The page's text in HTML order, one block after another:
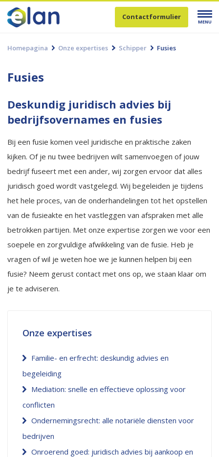
Contactformulier
MENU
Homepagina Onze expertises Schipper Fusies
Fusies
Deskundig juridisch advies bij
bedrijfsovernames en fusies
Bij een fusie komen veel juridische en praktische zaken
kijken. Of je nu twee bedrijven wilt samenvoegen of jouw
bedrijf fuseert met een ander, wij zorgen ervoor dat alles
juridisch goed wordt vastgelegd. Wij begeleiden je tijdens
het hele proces, van de onderhandelingen tot het opstellen
van de fusieakte en het vastleggen van afspraken met alle
betrokken partijen. Met onze expertise zorgen we voor een
soepele en zorgvuldige afwikkeling van de fusie. Heb je
vragen of wil je weten hoe we je kunnen helpen bij een
fusie? Neem gerust contact met ons op, we staan klaar om
je te adviseren.
Onze expertises
Familie- en erfrecht: deskundig advies en
begeleiding
Mediation: snelle en effectieve oplossing voor
conflicten
Ondernemingsrecht: alle notariële diensten voor
bedrijven
Onroerend goed: juridisch advies bij aankoop en